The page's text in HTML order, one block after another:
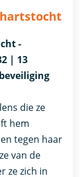
-
| 13
die ze
hem
tegen haar
van de
ze zich in